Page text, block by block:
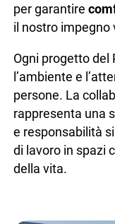
per garantire
il nostro impegno
Ogni progetto del
l’ambiente e
persone. La
rappresenta una
e responsabilità
di lavoro in spazi
della vita.